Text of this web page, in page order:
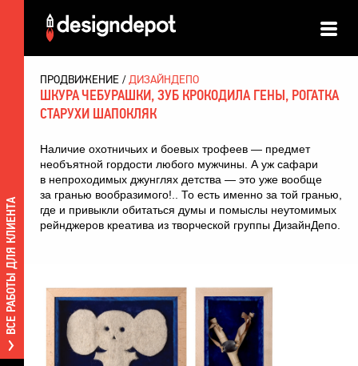
ВСЕ РАБОТЫ ДЛЯ КЛИЕНТА
ПРОДВИЖЕНИЕ ДИЗАЙНДЕПО
ШКУРА ЧЕБУРАШКИ, ЗУБ КРОКОДИЛА ГЕНЫ, РОГАТКА
СТАРУХИ ШАПОКЛЯК
Наличие охотничьих и боевых трофеев — предмет
необъятной гордости любого мужчины. А уж сафари
в непроходимых джунглях детства — это уже вообще
за гранью вообразимого!.. То есть именно за той гранью,
где и привыкли обитаться думы и помыслы неутомимых
рейнджеров креатива из творческой группы ДизайнДепо.